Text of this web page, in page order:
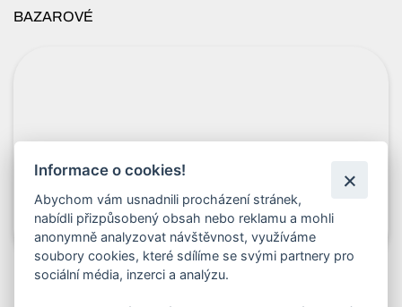
BAZAROVÉ
Informace o cookies!
Abychom vám usnadnili procházení stránek,
nabídli přizpůsobený obsah nebo reklamu a mohli
anonymně analyzovat návštěvnost, využíváme
soubory cookies, které sdílíme se svými partnery pro
sociální média, inzerci a analýzu.